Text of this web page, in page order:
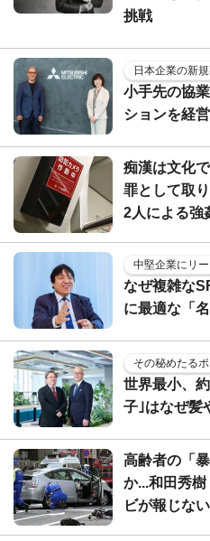
挑戦
日本企業の新
小手先の協
ションを経
痴漢は文化
罪として取
2人による強
中堅企業にリ
なぜ複雑な
に最適な「
その秘めたる
世界最小、
子｣はなぜ髪
高齢者の「
か...和田秀
ビが報じな